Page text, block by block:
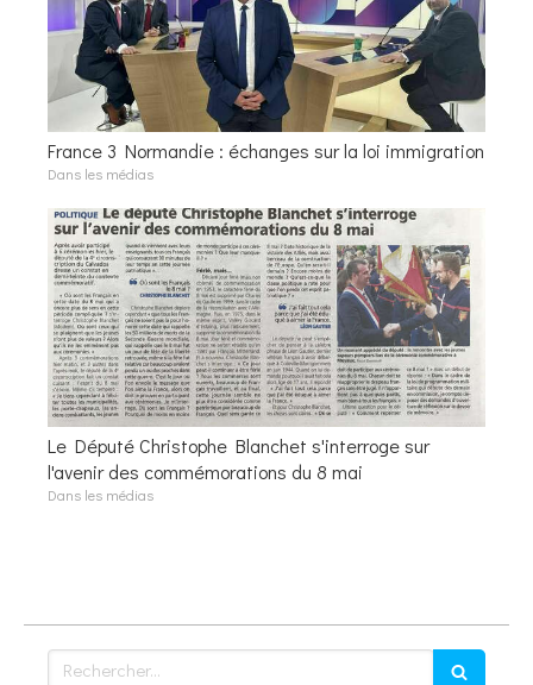
France 3 Normandie : échanges sur la loi immigration
Dans les médias
Le Député Christophe Blanchet s'interroge sur
l'avenir des commémorations du 8 mai
Dans les médias
Rechercher